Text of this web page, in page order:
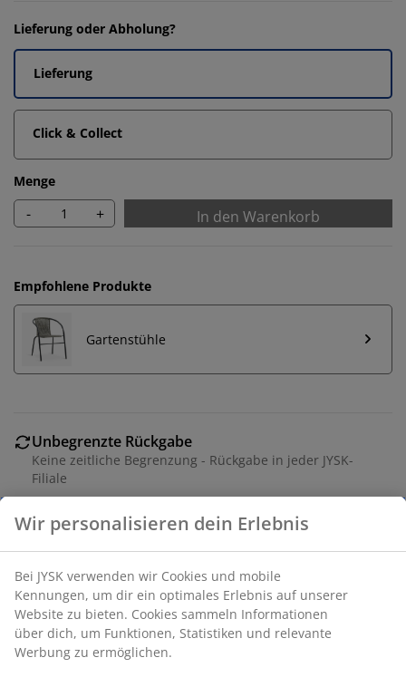
Lieferung oder Abholung?
Lieferung
Click & Collect
Menge
- + In den Warenkorb
Empfohlene Produkte
Gartenstühle
Unbegrenzte Rückgabe
Keine zeitliche Begrenzung - Rückgabe in jeder JYSK-
Filiale
30 Tage Preisgarantie auf alle Artikel
Flexible Lieferoptionen
Schnelle und einfache Lieferung nach deiner Wahl
Gartenauflage für Stühle. 40x40x4 cm
Wir personalisieren dein Erlebnis
Bei JYSK verwenden wir Cookies und mobile
Kennungen, um dir ein optimales Erlebnis auf unserer
Website zu bieten. Cookies sammeln Informationen
über dich, um Funktionen, Statistiken und relevante
Werbung zu ermöglichen.